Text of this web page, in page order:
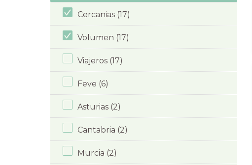
Cercanias (17)
Volumen (17)
Viajeros (17)
Feve (6)
Asturias (2)
Cantabria (2)
Murcia (2)